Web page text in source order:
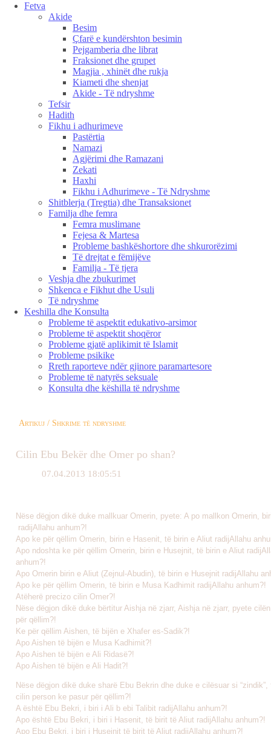
Fetva
Akide
Besim
Çfarë e kundërshton besimin
Pejgamberia dhe librat
Fraksionet dhe grupet
Magjia , xhinët dhe rukja
Kiameti dhe shenjat
Akide - Të ndryshme
Tefsir
Hadith
Fikhu i adhurimeve
Pastërtia
Namazi
Agjërimi dhe Ramazani
Zekati
Haxhi
Fikhu i Adhurimeve - Të Ndryshme
Shitblerja (Tregtia) dhe Transaksionet
Familja dhe femra
Femra muslimane
Fejesa & Martesa
Probleme bashkëshortore dhe shkurorëzimi
Të drejtat e fëmijëve
Familja - Të tjera
Veshja dhe zbukurimet
Shkenca e Fikhut dhe Usuli
Të ndryshme
Keshilla dhe Konsulta
Probleme të aspektit edukativo-arsimor
Probleme të aspektit shoqëror
Probleme gjatë aplikimit të Islamit
Probleme psikike
Rreth raporteve ndër gjinore paramartesore
Probleme të natyrës seksuale
Konsulta dhe këshilla të ndryshme
Artikuj / Shkrime të ndryshme
Cilin Ebu Bekër dhe Omer po shan?
07.04.2013 18:05:51
Nëse dëgjon dikë duke mallkuar Omerin, pyete: A po mallkon Omerin,
radijAllahu anhum?!
Apo ke për qëllim Omerin, birin e Hasenit, të birin e Aliut radijAllahu
Apo ndoshta ke për qëllim Omerin, birin e Husejnit, të birin e Aliut
anhum?!
Apo Omerin birin e Aliut (Zejnul-Abudin), të birin e Husejnit radijAllahu
Apo ke për qëllim Omerin, të birin e Musa Kadhimit radijAllahu anhum?!
Atëherë precizo cilin Omer?!
Nëse dëgjon dikë duke bërtitur Aishja në zjarr, Aishja në zjarr, pyete
për qëllim?!
Ke për qëllim Aishen, të bijën e Xhafer es-Sadik?!
Apo Aishen të bijën e Musa Kadhimit?!
Apo Aishen të bijën e Ali Ridasë?!
Apo Aishen të bijën e Ali Hadit?!
Nëse dëgjon dikë duke sharë Ebu Bekrin dhe duke e cilësuar si
cilin person ke pasur për qëllim?!
A është Ebu Bekri, i biri i Ali b ebi Talibit radijAllahu anhum?!
Apo është Ebu Bekri, i biri i Hasenit, të birit të Aliut radijAllahu anhum?!
Apo Ebu Bekri, i biri i Husejnit të birit të Aliut radijAllahu anhum?!